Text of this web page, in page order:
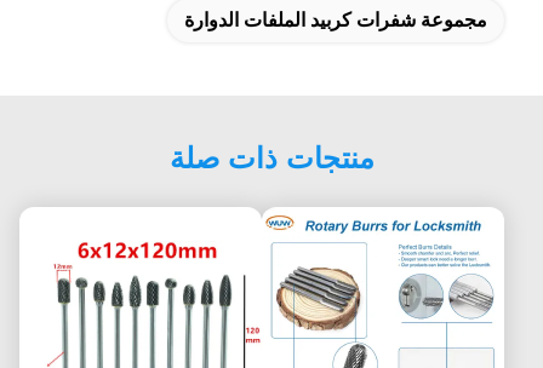
مجموعة شفرات كربيد الملفات الدوارة
منتجات ذات صلة